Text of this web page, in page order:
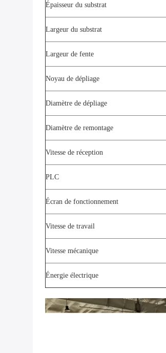
Épaisseur du substrat
Largeur du substrat
Largeur de fente
Noyau de dépliage
Diamètre de dépliage
Diamètre de remontage
Vitesse de réception
PLC
Écran de fonctionnement
Vitesse de travail
Vitesse mécanique
Énergie électrique